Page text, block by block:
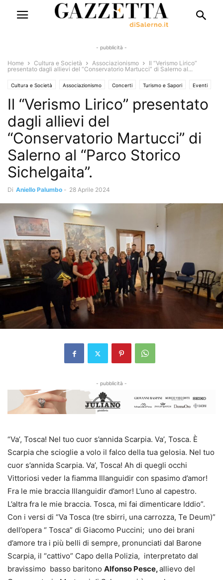
- pubblicità -
Home Cultura e Società Associazionismo
Il “Verismo Lirico”
presentato dagli allievi del “Conservatorio Martucci” di Salerno al...
Cultura e Società Associazionismo Concerti Turismo e Sapori Eventi
Eventi e Manifestazioni Mostre e concerti
Il “Verismo Lirico” presentato
dagli allievi del
“Conservatorio Martucci” di
Salerno al “Parco Storico
Sichelgaita”.
Di Aniello Palumbo - 28 Aprile 2024
- pubblicità -
“Va’, Tosca! Nel tuo cuor s’annida Scarpia. Va’, Tosca. È
Scarpia che scioglie a volo il falco della tua gelosia. Nel tuo
cuor s’annida Scarpia. Va’, Tosca! Ah di quegli occhi
Vittoriosi veder la fiamma Illanguidir con spasimo d’amor!
Fra le mie braccia Illanguidir d’amor! L’uno al capestro.
L’altra fra le mie braccia. Tosca, mi fai dimenticare Iddio”.
Con i versi di “Va Tosca (tre sbirri, una carrozza, Te Deum)”
dell’opera “ Tosca” di Giacomo Puccini; uno dei brani
d’amore tra i più belli di sempre, pronunciati dal Barone
Scarpia, il “cattivo” Capo della Polizia, interpretato dal
bravissimo basso baritono Alfonso Pesce,allievo del